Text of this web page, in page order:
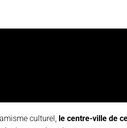
culturel, le centre-ville de